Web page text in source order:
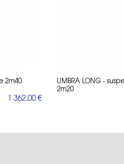
2m40
1 362,00 €
UMBRA LONG -
2m20